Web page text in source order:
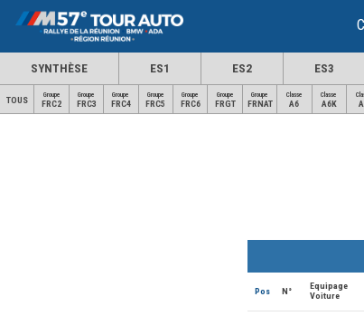
SYNTHÈSE ES1 ES2 ES3
TOUS
Groupe
FRC2
Groupe
FRC3
Groupe
FRC4
Groupe
FRC5
Groupe
FRC6
Groupe
FRGT
Groupe
FRNAT
Classe
A6
Classe
A6K
Pos N°
Equipage
Voiture